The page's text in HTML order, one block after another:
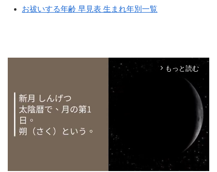
お祓いする年齢 早見表 生まれ年別一覧
arrow_forward_ios もっと読む